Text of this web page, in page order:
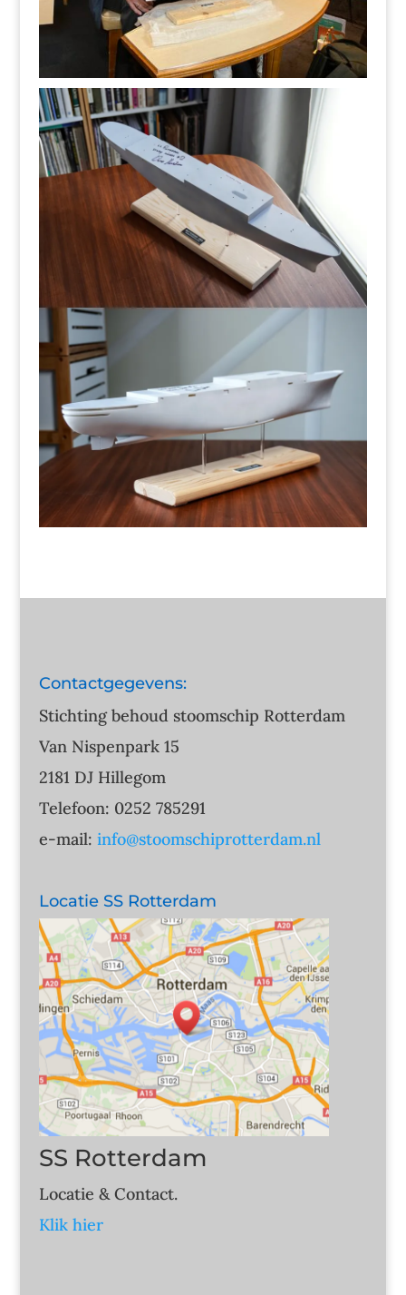
Contactgegevens:
Stichting behoud stoomschip Rotterdam
Van Nispenpark 15
2181 DJ Hillegom
Telefoon: 0252 785291
e-mail: info@stoomschiprotterdam.nl
Locatie SS Rotterdam
SS Rotterdam
Locatie & Contact.
Klik hier